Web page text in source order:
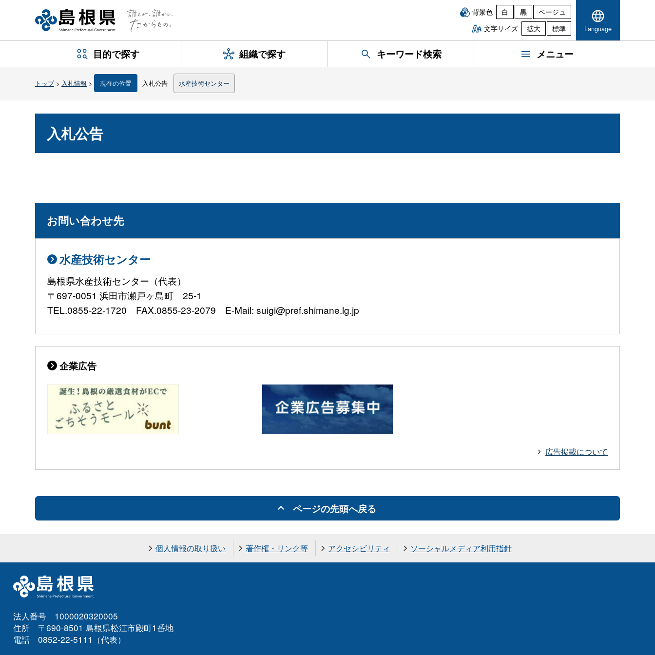
背景色 白 黒
ベージュ
文字サイズ
拡大 標準 Language
目的で探す 組織で探す キーワード検索 メニュー
トップ> 入札情報 > 現在の位置 入札公告 水産技術センター
入札公告
お問い合わせ先
水産技術センター
島根県水産技術センター（代表）
〒697-0051 浜田市瀬戸ヶ島町 25-1
TEL.0855-22-1720 FAX.0855-23-2079 E-Mail: suigi@pref.shimane.lg.jp
企業広告
広告掲載について
ページの先頭へ戻る
個人情報の取り扱い 著作権・リンク等 アクセシビリティ ソーシャルメディア利用指針
法人番号 1000020320005
住所 〒690-8501 島根県松江市殿町1番地
電話 0852-22-5111（代表）